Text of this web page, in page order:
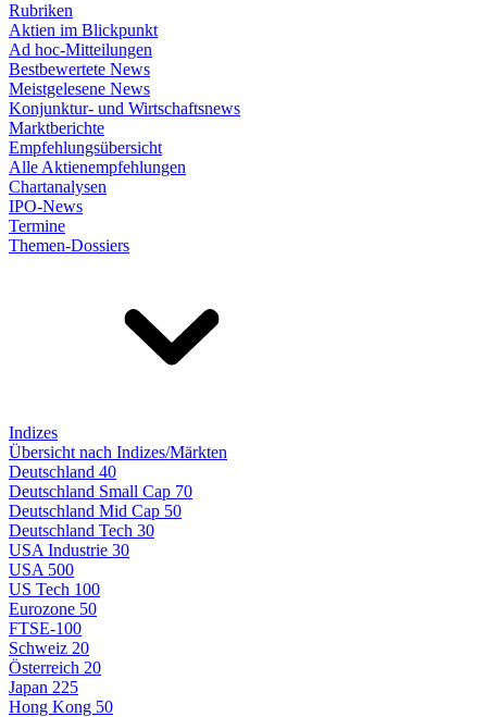
Rubriken
Aktien im Blickpunkt
Ad hoc-Mitteilungen
Bestbewertete News
Meistgelesene News
Konjunktur- und Wirtschaftsnews
Marktberichte
Empfehlungsübersicht
Alle Aktienempfehlungen
Chartanalysen
IPO-News
Termine
Themen-Dossiers
Indizes
Übersicht nach Indizes/Märkten
Deutschland 40
Deutschland Small Cap 70
Deutschland Mid Cap 50
Deutschland Tech 30
USA Industrie 30
USA 500
US Tech 100
Eurozone 50
FTSE-100
Schweiz 20
Österreich 20
Japan 225
Hong Kong 50